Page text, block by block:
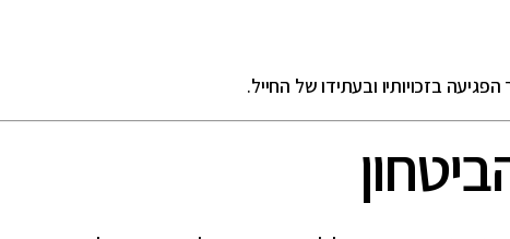
בזכויותיו ובעתידו של החייל.